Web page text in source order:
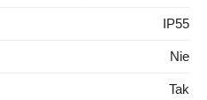
IP55
Nie
Tak